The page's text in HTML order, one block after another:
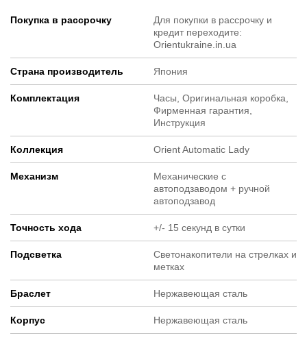
Покупка в рассрочку
Для покупки в рассрочку и
кредит переходите:
Orientukraine.in.ua
Страна производитель Япония
Комплектация
Часы, Оригинальная коробка,
Фирменная гарантия,
Инструкция
Коллекция Orient Automatic Lady
Механизм
Механические с
автоподзаводом + ручной
автоподзавод
Точность хода +/- 15 секунд в сутки
Подсветка
Светонакопители на стрелках и
метках
Браслет Нержавеющая сталь
Корпус Нержавеющая сталь